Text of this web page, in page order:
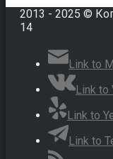
2013 - 2025 ©
14
Link to
Link to
Link to
Link to